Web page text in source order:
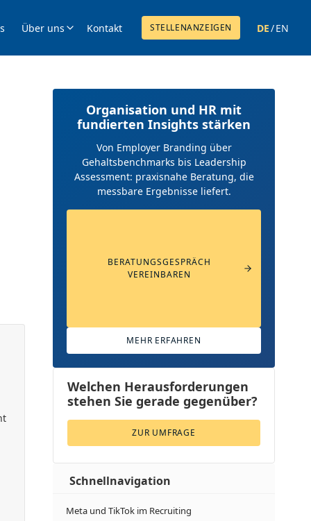
Über uns Kontakt STELLENANZEIGEN DE/EN
Organisation und HR mit
fundierten Insights stärken
Von Employer Branding über
Gehaltsbenchmarks bis Leadership
Assessment: praxisnahe Beratung, die
messbare Ergebnisse liefert.
BERATUNGSGESPRÄCH
VEREINBAREN
MEHR ERFAHREN
Welchen Herausforderungen
stehen Sie gerade gegenüber?
ZUR UMFRAGE
Schnellnavigation
Meta und TikTok im Recruiting